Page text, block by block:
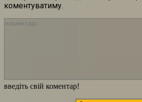
введіть свій коментар!
коментуватиму.